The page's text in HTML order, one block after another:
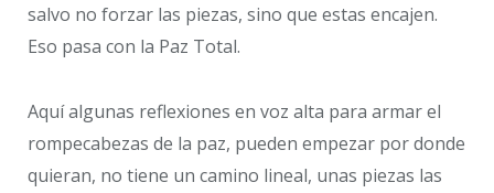
salvo no forzar las piezas, sino que estas encajen.
Eso pasa con la Paz Total.
Aquí algunas reflexiones en voz alta para armar el
rompecabezas de la paz, pueden empezar por donde
quieran, no tiene un camino lineal, unas piezas las